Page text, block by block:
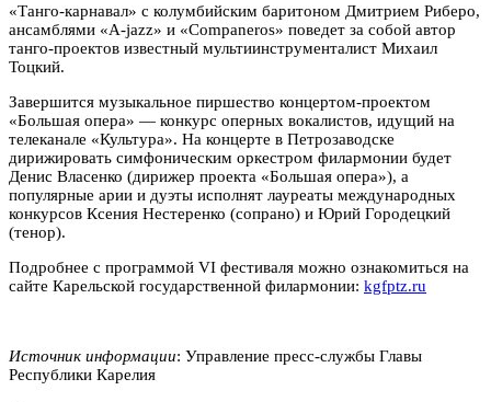
«Танго-карнавал» с колумбийским баритоном Дмитрием Риберо,
ансамблями «A-jazz» и «Companeros» поведет за собой автор
танго-проектов известный мультиинструменталист Михаил
Тоцкий.
Завершится музыкальное пиршество концертом-проектом
«Большая опера» — конкурс оперных вокалистов, идущий на
телеканале «Культура». На концерте в Петрозаводске
дирижировать симфоническим оркестром филармонии будет
Денис Власенко (дирижер проекта «Большая опера»), а
популярные арии и дуэты исполнят лауреаты международных
конкурсов Ксения Нестеренко (сопрано) и Юрий Городецкий
(тенор).
Подробнее с программой VI фестиваля можно ознакомиться на
сайте Карельской государственной филармонии: kgfptz.ru
Источник информации: Управление пресс-службы Главы
Республики Карелия